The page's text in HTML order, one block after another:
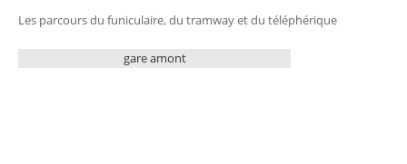
Les parcours du funiculaire, du tramway et du téléphérique
gare amont